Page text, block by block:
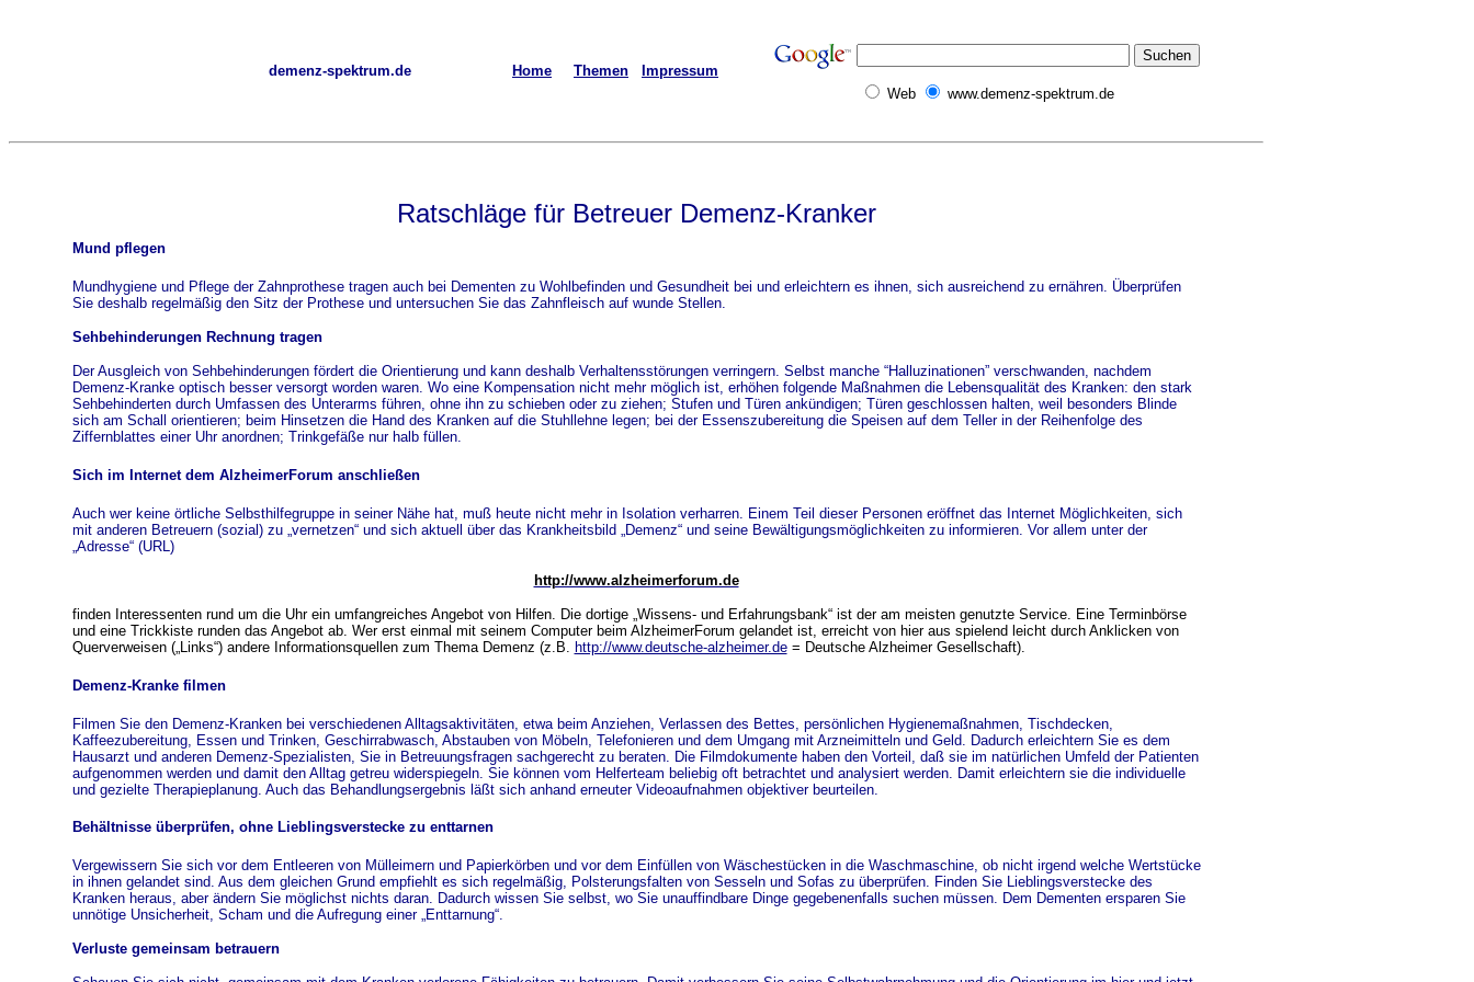
demenz-spektrum.de Home Themen
Impressum
Web
www.demenz-spektrum.de
Ratschläge für Betreuer Demenz-Kranker
Mund pflegen
Mundhygiene und Pflege der Zahnprothese tragen auch bei Dementen zu Wohlbefinden und Gesundheit bei und erleichtern es ihnen, sich ausreichend zu ernähren. Überprüfen
Sie deshalb regelmäßig den Sitz der Prothese und untersuchen Sie das Zahnfleisch auf wunde Stellen.
Sehbehinderungen Rechnung tragen
Der Ausgleich von Sehbehinderungen fördert die Orientierung und kann deshalb Verhaltensstörungen verringern. Selbst manche “Halluzinationen” verschwanden, nachdem
Demenz-Kranke optisch besser versorgt worden waren. Wo eine Kompensation nicht mehr möglich ist, erhöhen folgende Maßnahmen die Lebensqualität des Kranken: den stark
Sehbehinderten durch Umfassen des Unterarms führen, ohne ihn zu schieben oder zu ziehen; Stufen und Türen ankündigen; Türen geschlossen halten, weil besonders Blinde
sich am Schall orientieren; beim Hinsetzen die Hand des Kranken auf die Stuhllehne legen; bei der Essenszubereitung die Speisen auf dem Teller in der Reihenfolge des
Ziffernblattes einer Uhr anordnen; Trinkgefäße nur halb füllen.
Sich im Internet dem AlzheimerForum anschließen
Auch wer keine örtliche Selbsthilfegruppe in seiner Nähe hat, muß heute nicht mehr in Isolation verharren. Einem Teil dieser Personen eröffnet das Internet Möglichkeiten, sich
mit anderen Betreuern (sozial) zu „vernetzen“ und sich aktuell über das Krankheitsbild „Demenz“ und seine Bewältigungsmöglichkeiten zu informieren. Vor allem unter der
„Adresse“ (URL)
http://www.alzheimerforum.de
finden Interessenten rund um die Uhr ein umfangreiches Angebot von Hilfen. Die dortige „Wissens- und Erfahrungsbank“ ist der am meisten genutzte Service. Eine Terminbörse
und eine Trickkiste runden das Angebot ab. Wer erst einmal mit seinem Computer beim AlzheimerForum gelandet ist, erreicht von hier aus spielend leicht durch Anklicken von
Querverweisen („Links“) andere Informationsquellen zum Thema Demenz (z.B. http://www.deutsche-alzheimer.de= Deutsche Alzheimer Gesellschaft).
Demenz-Kranke filmen
Filmen Sie den Demenz-Kranken bei verschiedenen Alltagsaktivitäten, etwa beim Anziehen, Verlassen des Bettes, persönlichen Hygienemaßnahmen, Tischdecken,
Kaffeezubereitung, Essen und Trinken, Geschirrabwasch, Abstauben von Möbeln, Telefonieren und dem Umgang mit Arzneimitteln und Geld. Dadurch erleichtern Sie es dem
Hausarzt und anderen Demenz-Spezialisten, Sie in Betreuungsfragen sachgerecht zu beraten. Die Filmdokumente haben den Vorteil, daß sie im natürlichen Umfeld der Patienten
aufgenommen werden und damit den Alltag getreu widerspiegeln. Sie können vom Helferteam beliebig oft betrachtet und analysiert werden. Damit erleichtern sie die individuelle
und gezielte Therapieplanung. Auch das Behandlungsergebnis läßt sich anhand erneuter Videoaufnahmen objektiver beurteilen.
Behältnisse überprüfen, ohne Lieblingsverstecke zu enttarnen
Vergewissern Sie sich vor dem Entleeren von Mülleimern und Papierkörben und vor dem Einfüllen von Wäschestücken in die Waschmaschine, ob nicht irgend welche Wertstücke
in ihnen gelandet sind. Aus dem gleichen Grund empfiehlt es sich regelmäßig, Polsterungsfalten von Sesseln und Sofas zu überprüfen. Finden Sie Lieblingsverstecke des
Kranken heraus, aber ändern Sie möglichst nichts daran. Dadurch wissen Sie selbst, wo Sie unauffindbare Dinge gegebenenfalls suchen müssen. Dem Dementen ersparen Sie
unnötige Unsicherheit, Scham und die Aufregung einer „Enttarnung“.
Verluste gemeinsam betrauern